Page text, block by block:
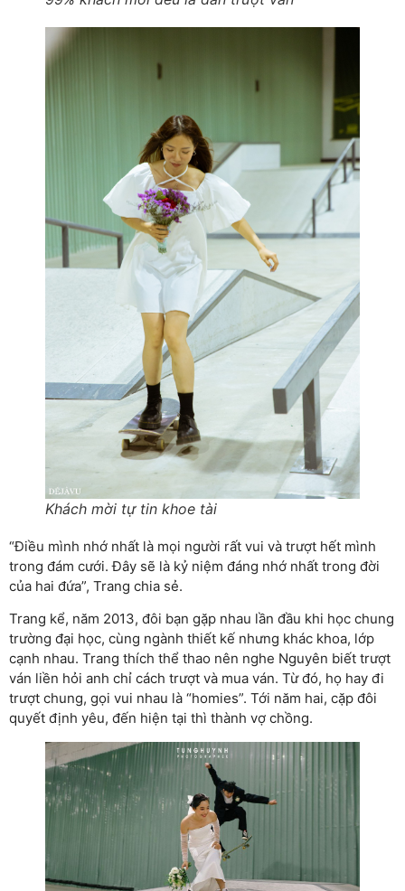
Khách mời tự tin khoe tài
“Điều mình nhớ nhất là mọi người rất vui và trượt hết mình
trong đám cưới. Đây sẽ là kỷ niệm đáng nhớ nhất trong đời
của hai đứa”, Trang chia sẻ.
Trang kể, năm 2013, đôi bạn gặp nhau lần đầu khi học chung
trường đại học, cùng ngành thiết kế nhưng khác khoa, lớp
cạnh nhau. Trang thích thể thao nên nghe Nguyên biết trượt
ván liền hỏi anh chỉ cách trượt và mua ván. Từ đó, họ hay đi
trượt chung, gọi vui nhau là “homies”. Tới năm hai, cặp đôi
quyết định yêu, đến hiện tại thì thành vợ chồng.